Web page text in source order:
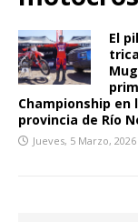
El
Championship
provincia de Río
Jueves, 5 Marzo, 2026